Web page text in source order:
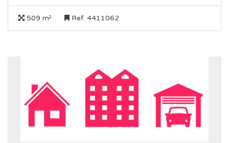
509 m² Ref. 4411062